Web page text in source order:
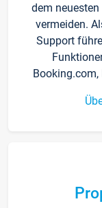
dem
vermeiden.
Support
Booking.com,